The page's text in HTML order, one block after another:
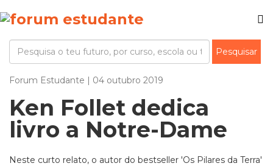
Forum Estudante | 04 outubro 2019
Ken Follet dedica
livro a Notre-Dame
Neste curto relato, o autor do bestseller 'Os Pilares da Terra'